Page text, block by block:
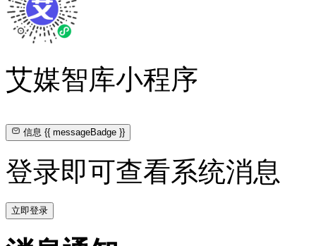
艾媒智库小程序
信息{{ messageBadge }}
登录即可查看系统消息
立即登录